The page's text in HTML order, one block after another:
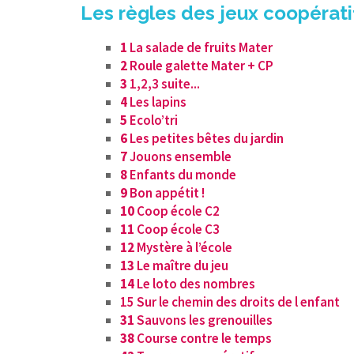
Les règles des jeux
1 La salade de fruits Mater
2Roule galette Mater + CP
3 1,2,3 suite...
4Les lapins
5 Ecolo’tri
6Les petites bêtes du jardin
7Jouons ensemble
8Enfants du monde
9Bon appétit !
10Coop école C2
11 Coop école C3
12Mystère à l’école
13 Le maître du jeu
14Le loto des nombres
15 Sur le chemin des droits de l enfant
31Sauvons les grenouilles
38Course contre le temps